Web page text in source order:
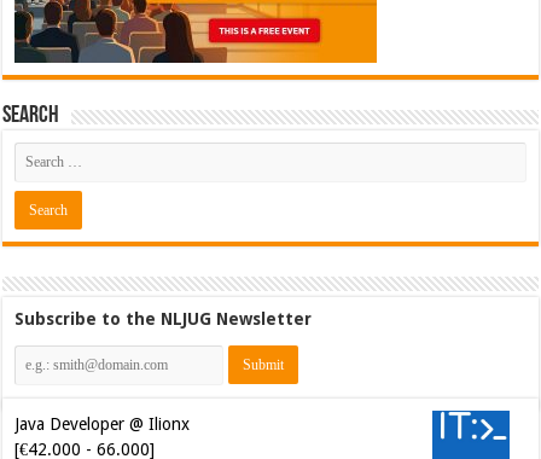
Search
Subscribe to the NLJUG Newsletter
Java Developer @ Ilionx
[€42.000 - 66.000]